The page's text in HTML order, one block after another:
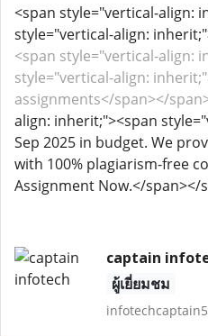
<span style="vertical-align:
style="vertical-align:
<span style="vertical-align:
style="vertical-align:
assignments</span></
align: inherit;"><span
Sep 2025 in budget. We
with 100% plagiarism-free
Assignment Now.</span></
captain
ผู้เยี่ยมชม